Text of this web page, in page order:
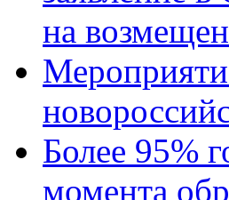
на
Более 95%
момента